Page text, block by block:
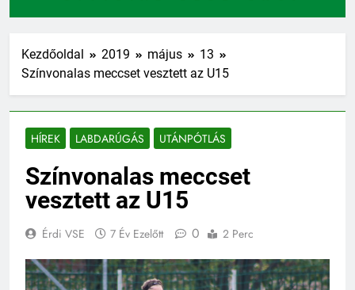
Kezdőoldal 2019 május
13
Színvonalas meccset vesztett az U15
HÍREK LABDARÚGÁS UTÁNPÓTLÁS
Színvonalas meccset
vesztett az U15
Érdi VSE 7 Év Ezelőtt 0 2 Perc